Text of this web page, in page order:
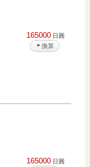
165000 日圓
換算
165000 日圓